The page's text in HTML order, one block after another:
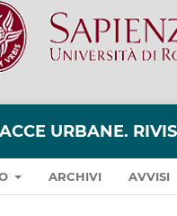
URBANE.
ARCHIVI AVVISI